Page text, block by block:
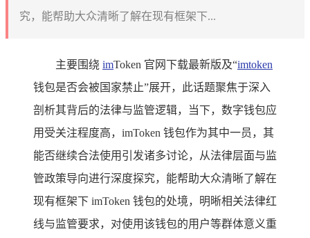
究，能帮助大众清晰了解在现有框架下...
主要围绕 imToken 官网下载最新版及“imtoken
钱包是否会被国家禁止”展开，此话题聚焦于深入
剖析其背后的法律与监管逻辑，当下，数字钱包应
用受关注程度高，imToken 钱包作为其中一员，其
能否继续合法使用引发诸多讨论，从法律层面与监
管政策导向进行深度探究，能帮助大众清晰了解在
现有框架下 imToken 钱包的处境，明晰相关法律红
线与监管要求，对使用该钱包的用户等群体意义重